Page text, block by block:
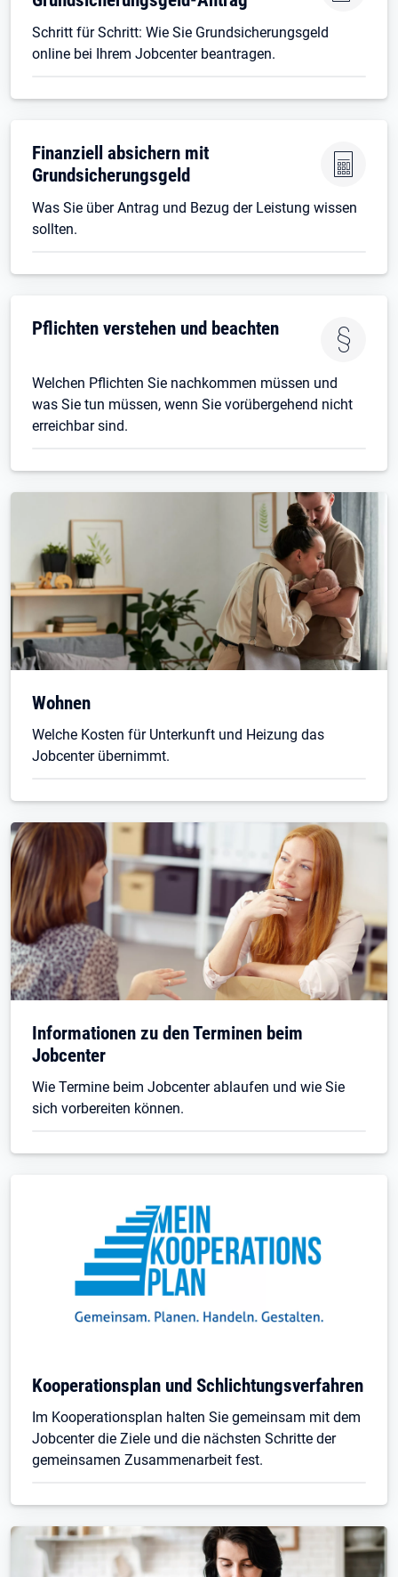
Schritt für Schritt: Wie Sie Grundsicherungsgeld
online bei Ihrem Jobcenter beantragen.
Finanziell absichern mit
Grundsicherungsgeld
Was Sie über Antrag und Bezug der Leistung wissen
sollten.
Pflichten verstehen und beachten
Welchen Pflichten Sie nachkommen müssen und
was Sie tun müssen, wenn Sie vorübergehend nicht
erreichbar sind.
Wohnen
Welche Kosten für Unterkunft und Heizung das
Jobcenter übernimmt.
Informationen zu den Terminen beim
Jobcenter
Wie Termine beim Jobcenter ablaufen und wie Sie
sich vorbereiten können.
Kooperationsplan und Schlichtungsverfahren
Im Kooperationsplan halten Sie gemeinsam mit dem
Jobcenter die Ziele und die nächsten Schritte der
gemeinsamen Zusammenarbeit fest.